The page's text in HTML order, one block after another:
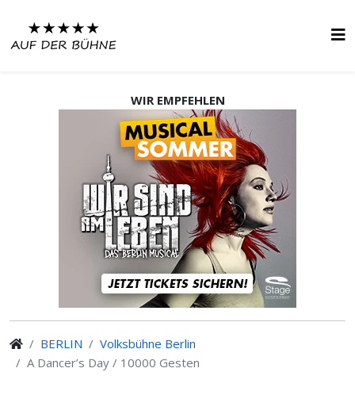
WIR EMPFEHLEN
BERLIN
Volksbühne Berlin
A Dancer’s Day / 10000 Gesten